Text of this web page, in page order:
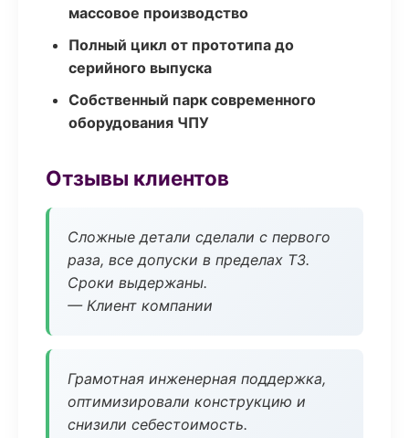
массовое производство
Полный цикл от прототипа до
серийного выпуска
Собственный парк современного
оборудования ЧПУ
Отзывы клиентов
Сложные детали сделали с первого
раза, все допуски в пределах ТЗ.
Сроки выдержаны.
— Клиент компании
Грамотная инженерная поддержка,
оптимизировали конструкцию и
снизили себестоимость.